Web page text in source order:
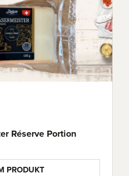
Réserve Portion
PRODUKT